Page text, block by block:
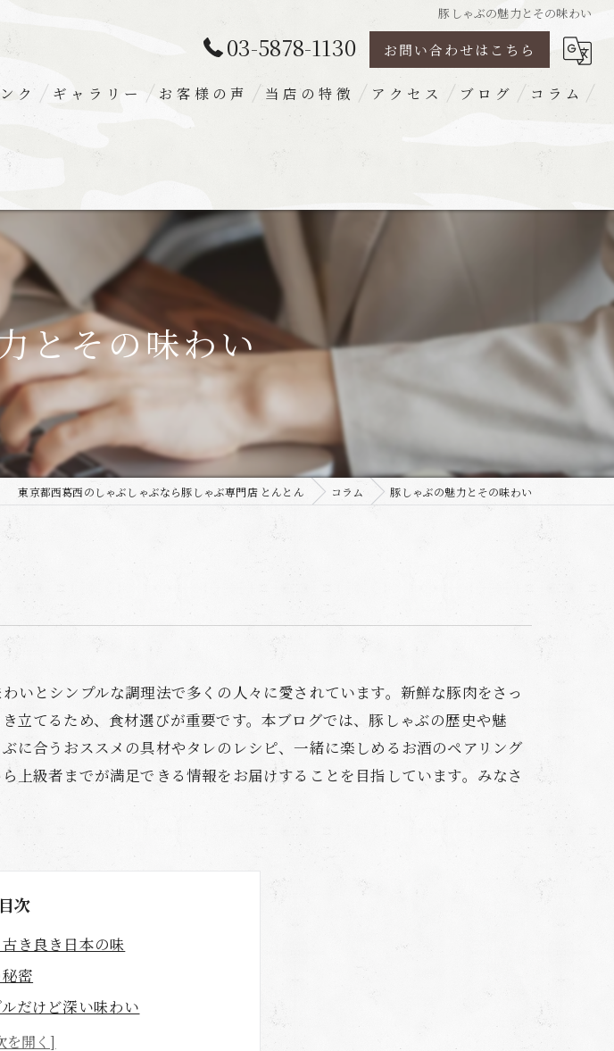
豚しゃぶの魅力とその味わい
03-5878-1130 お問い合わせはこちら
ク ギャラリー お客様の声 当店の特徴
豚肉
宴会
梅出汁
アクセス ブログ コラム
とその味わい
東京都西葛西のしゃぶしゃぶなら豚しゃぶ専門店 とんとん コラム 豚しゃぶの魅力とその味わい
いとシンプルな調理法で多くの人々に愛されています。新鮮な豚肉をさっ
立てるため、食材選びが重要です。本ブログでは、豚しゃぶの歴史や魅
に合うおススメの具材やタレのレシピ、一緒に楽しめるお酒のペアリング
上級者までが満足できる情報をお届けすることを目指しています。みなさ
目次
き良き日本の味
密
だけど深い味わい
の味を引き立てる名脇役